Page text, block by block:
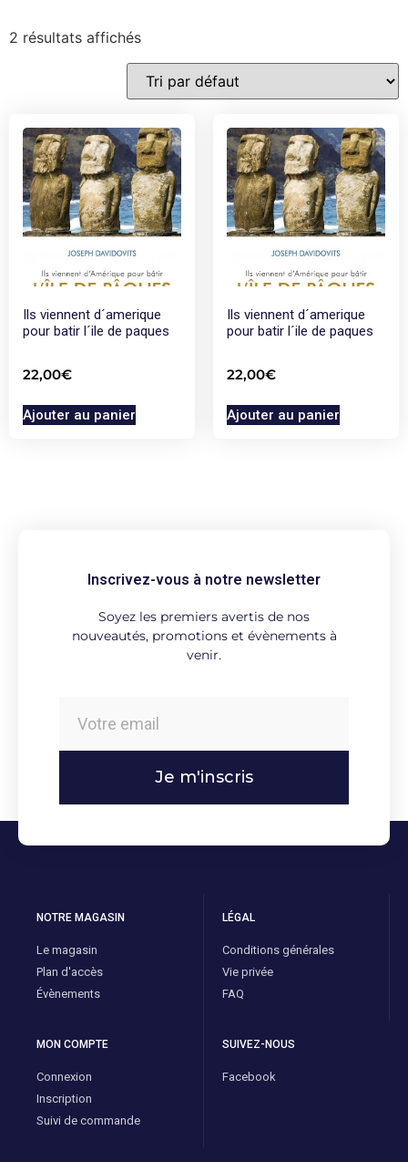
2 résultats affichés
Ils viennent d´amerique
pour batir l´ile de paques
22,00€
Ajouter au panier
Ils viennent d´amerique
pour batir l´ile de paques
22,00€
Ajouter au panier
Inscrivez-vous à notre newsletter
Soyez les premiers avertis de nos
nouveautés, promotions et évènements à
venir.
Je m'inscris
NOTRE MAGASIN
Le magasin
Plan d'accès
Évènements
LÉGAL
Conditions générales
Vie privée
FAQ
MON COMPTE
Connexion
Inscription
Suivi de commande
SUIVEZ-NOUS
Facebook